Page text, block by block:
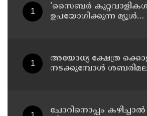
'സൈബര്‍
ഉപയോഗിക്കുന്ന മ്യൂള്‍
അയോധ്യ ക്ഷേത്ര
നടക്കുമ്പോൾ
ചോറിനൊപ്പം